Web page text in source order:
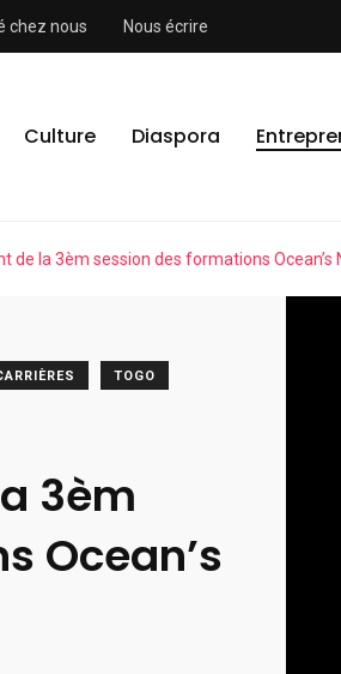
chez nous Nous écrire
Culture Diaspora
de la 3èm session des formations Ocean’s
TOGO
3èm
Ocean’s